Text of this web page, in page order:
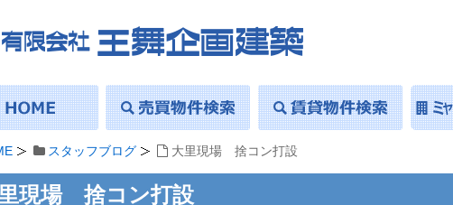
スタッフブログ 大里現場 捨コン打設
現場 捨コン打設